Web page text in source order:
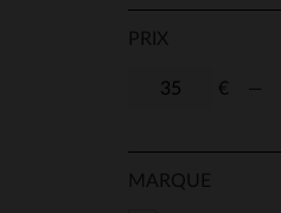
PRIX
€
MARQUE